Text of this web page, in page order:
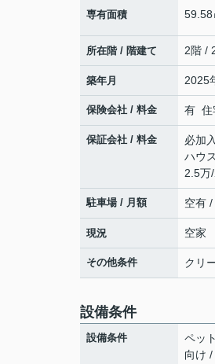
専有面積 59.58
所在階 / 階建て 2階 /
築年月 2025
保険会社 / 料金 有 住
保証会社 / 料金
必加
ハウ
2.5万
駐車場 / 月額 空有
現況 空家
その他条件 クリ
設備条件
設備条件
ペッ
向け